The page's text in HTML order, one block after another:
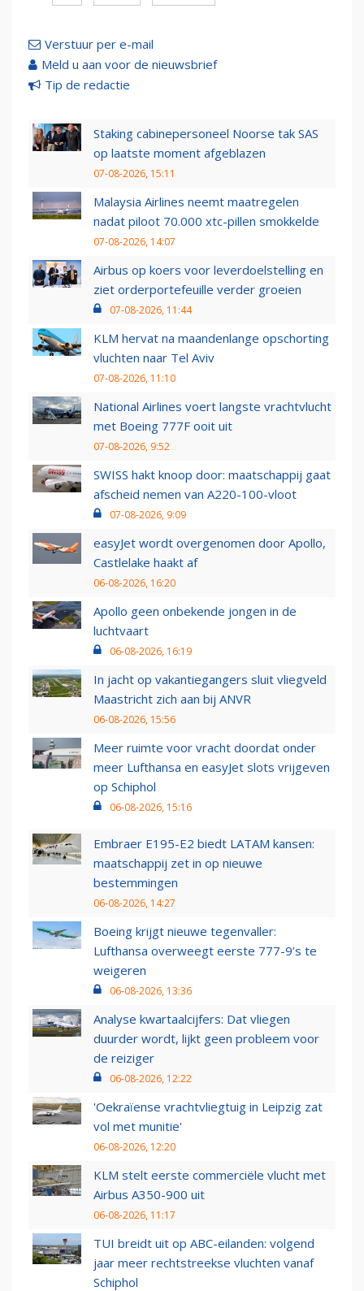
Verstuur per e-mail
Meld u aan voor de nieuwsbrief
Tip de redactie
Staking cabinepersoneel Noorse tak SAS
op laatste moment afgeblazen
07-08-2026, 15:11
Malaysia Airlines neemt maatregelen
nadat piloot 70.000 xtc-pillen smokkelde
07-08-2026, 14:07
Airbus op koers voor leverdoelstelling en
ziet orderportefeuille verder groeien
07-08-2026, 11:44
KLM hervat na maandenlange opschorting
vluchten naar Tel Aviv
07-08-2026, 11:10
National Airlines voert langste vrachtvlucht
met Boeing 777F ooit uit
07-08-2026, 9:52
SWISS hakt knoop door: maatschappij gaat
afscheid nemen van A220-100-vloot
07-08-2026, 9:09
easyJet wordt overgenomen door Apollo,
Castlelake haakt af
06-08-2026, 16:20
Apollo geen onbekende jongen in de
luchtvaart
06-08-2026, 16:19
In jacht op vakantiegangers sluit vliegveld
Maastricht zich aan bij ANVR
06-08-2026, 15:56
Meer ruimte voor vracht doordat onder
meer Lufthansa en easyJet slots vrijgeven
op Schiphol
06-08-2026, 15:16
Embraer E195-E2 biedt LATAM kansen:
maatschappij zet in op nieuwe
bestemmingen
06-08-2026, 14:27
Boeing krijgt nieuwe tegenvaller:
Lufthansa overweegt eerste 777-9’s te
weigeren
06-08-2026, 13:36
Analyse kwartaalcijfers: Dat vliegen
duurder wordt, lijkt geen probleem voor
de reiziger
06-08-2026, 12:22
'Oekraïense vrachtvliegtuig in Leipzig zat
vol met munitie'
06-08-2026, 12:20
KLM stelt eerste commerciële vlucht met
Airbus A350-900 uit
06-08-2026, 11:17
TUI breidt uit op ABC-eilanden: volgend
jaar meer rechtstreekse vluchten vanaf
Schiphol